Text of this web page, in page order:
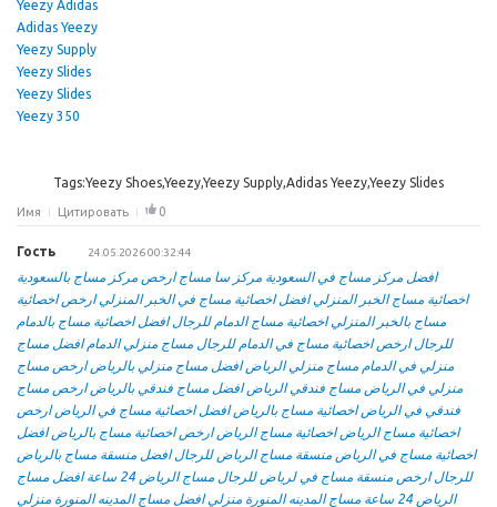
Yeezy Adidas
Adidas Yeezy
Yeezy Supply
Yeezy Slides
Yeezy Slides
Yeezy 350
Tags:Yeezy Shoes,Yeezy,Yeezy Supply,Adidas Yeezy,Yeezy Slides
Имя Цитировать 0
Гость 24.05.2026 00:32:44
افضل مركز مساج في السعودية مركز سا مساجارخص مركز مساج بالسعودية
اخصائية مساج الخبر المنزلي افضل اخصائية مساج في الخبر المنزلي ارخص اخصائية
مساج بالخبر المنزلي اخصائية مساج الدمام للرجال افضل اخصائية مساج بالدمام
للرجال ارخص اخصائية مساج في الدمام للرجال مساج منزلي الدمام افضل مساج
منزلي في الدمام مساج منزلي الرياض افضل مساج منزلي بالرياض ارخص مساج
منزلي في الرياض مساج فندقي الرياض افضل مساج فندقي بالرياض ارخص مساج
فندقي في الرياض اخصائية مساج بالرياض افضل اخصائية مساج في الرياض ارخص
اخصائية مساج الرياض اخصائية مساج الرياض ارخص اخصائية مساج بالرياض افضل
اخصائية مساج في الرياض منسقة مساج الرياض للرجال افضل منسقة مساج بالرياض
للرجال ارخص منسقة مساج في لرياض للرجال مساج الرياض 24 ساعة
افضل مساج
الرياض 24 ساعة
مساج المدينه المنورة منزلي افضل مساج المدينه المنورة منزلي